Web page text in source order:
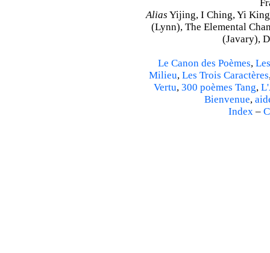
Alias Yijing, I Ching, Yi
(Lynn), The Elemental
(Javary),
Le Canon des Poèmes,
Milieu, Les Trois Caractères
Vertu, 300 poèmes Tang,
Bienvenue,
Index–